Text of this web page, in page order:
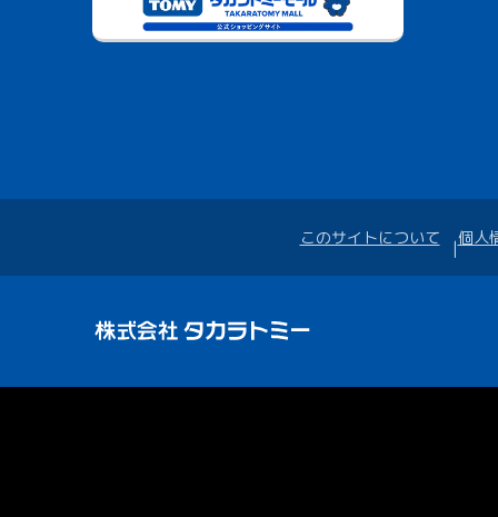
このサイトについて 個人